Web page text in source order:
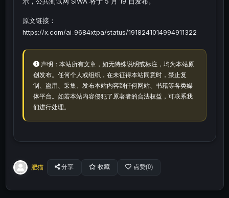
原文链接：
https://x.com/ai_9684xtpa/status/1918241014994911322
声明：本站所有文章，如无特殊说明或标注，均为本站原
创发布。任何个人或组织，在未征得本站同意时，禁止复
制、盗用、采集、发布本站内容到任何网站、书籍等各类媒
体平台。如若本站内容侵犯了原著者的合法权益，可联系我
们进行处理。
肥猫 分享 收藏 点赞(0)